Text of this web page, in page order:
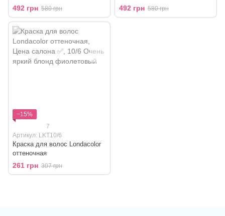
оттеночной
492 грн 580 грн 492 грн 580 грн
−15%
7
Артикул: LKT10/6
Краска для волос Londacolor
оттеночная
261 грн 307 грн